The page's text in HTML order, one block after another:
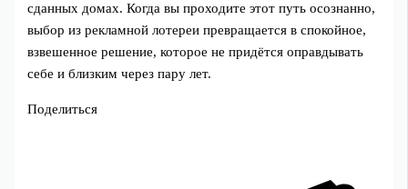
сданных домах. Когда вы проходите этот путь осознанно,
выбор из рекламной лотереи превращается в спокойное,
взвешенное решение, которое не придётся оправдывать
себе и близким через пару лет.
Поделиться